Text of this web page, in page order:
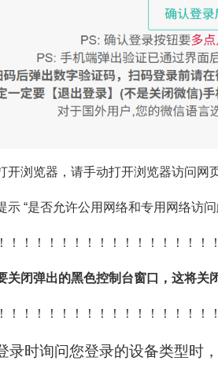
开浏览器，请手动打开浏览器访问网
示 “是否允许公用网络和专用网络访问
！！！！！！！！！！！！！！！！
关闭弹出的黑色控制台窗口，这将关
！！！！！！！！！！！！！！！！
录时询问您登录的设备类型时